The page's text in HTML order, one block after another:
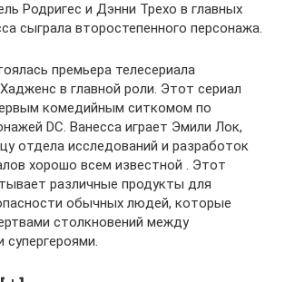
Родригес и Дэнни Трехо в главных
сыграла второстепенного персонажа.
премьера телесериала
в главной роли. Этот сериал
комедийным ситкомом по
DC. Ванесса играет Эмили Лок,
отдела исследований и разработок
хорошо всем известной . Этот
различные продукты для
обычных людей, которые
столкновений между
супергероями.